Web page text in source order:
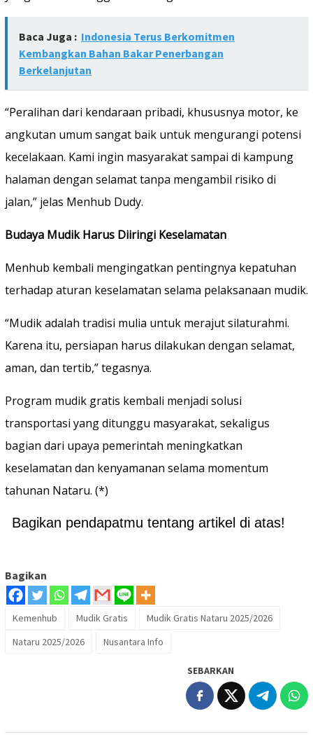
Baca Juga : Indonesia Terus Berkomitmen
Kembangkan Bahan Bakar Penerbangan
Berkelanjutan
“Peralihan dari kendaraan pribadi, khususnya motor, ke
angkutan umum sangat baik untuk mengurangi potensi
kecelakaan. Kami ingin masyarakat sampai di kampung
halaman dengan selamat tanpa mengambil risiko di
jalan,” jelas Menhub Dudy.
Budaya Mudik Harus Diiringi Keselamatan
Menhub kembali mengingatkan pentingnya kepatuhan
terhadap aturan keselamatan selama pelaksanaan mudik.
“Mudik adalah tradisi mulia untuk merajut silaturahmi.
Karena itu, persiapan harus dilakukan dengan selamat,
aman, dan tertib,” tegasnya.
Program mudik gratis kembali menjadi solusi
transportasi yang ditunggu masyarakat, sekaligus
bagian dari upaya pemerintah meningkatkan
keselamatan dan kenyamanan selama momentum
tahunan Nataru. (*)
Bagikan pendapatmu tentang artikel di atas!
Bagikan
Kemenhub Mudik Gratis
Mudik Gratis Nataru 2025/2026
Nataru 2025/2026
Nusantara Info
SEBARKAN